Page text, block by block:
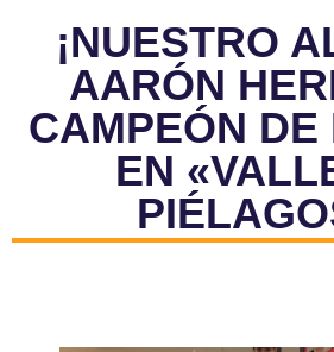
¡NUESTRO
AARÓN
CAMPEÓN DE
EN